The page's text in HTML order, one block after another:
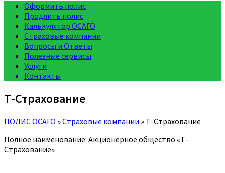
Оформить полис
Продлить полис
Калькулятор ОСАГО
Страховые компании
Вопросы и Ответы
Полезные сервисы
Услуги
Контакты
Т-Страхование
ПОЛИС ОСАГО »Страховые компании » Т-Страхование
Полное наименование: Акционерное общество «Т-
Страхование»